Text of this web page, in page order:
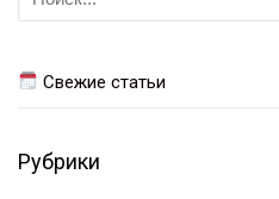
Свежие статьи
Рубрики